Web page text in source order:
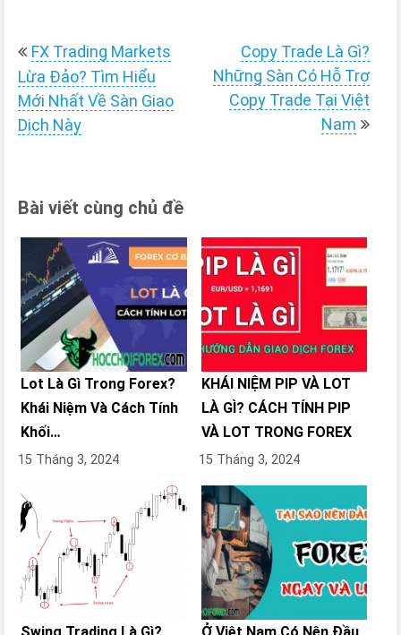
hướng
bài
viết
FX Trading Markets
Lừa Đảo? Tìm Hiểu
Mới Nhất Về Sàn Giao
Dịch Này
Copy Trade Là Gì?
Những Sàn Có Hỗ Trợ
Copy Trade Tại Việt
Nam
Bài viết cùng chủ đề
Lot Là Gì Trong Forex?
Khái Niệm Và Cách Tính
Khối…
15 Tháng 3, 2024
KHÁI NIỆM PIP VÀ LOT
LÀ GÌ? CÁCH TÍNH PIP
VÀ LOT TRONG FOREX
15 Tháng 3, 2024